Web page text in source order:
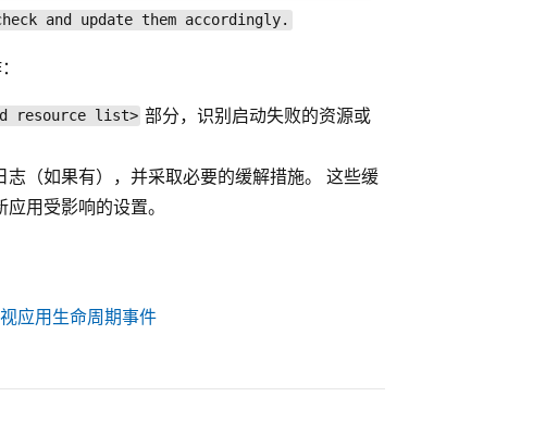
and update them accordingly.
resource list> 部分，识别启动失败的资源或
（如果有），并采取必要的缓解措施。 这些缓
用受影响的设置。
应用生命周期事件